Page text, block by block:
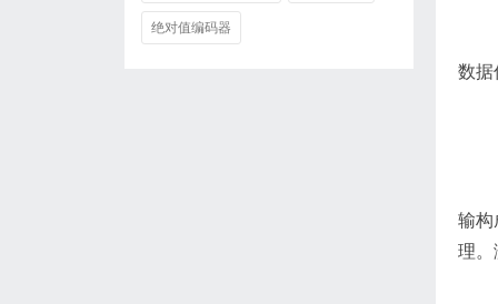
数据
输构
理。
绝对值编码器